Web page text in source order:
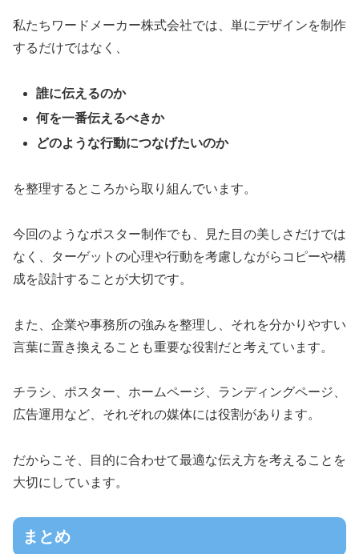
私たちワードメーカー株式会社では、単にデザインを制作
するだけではなく、
誰に伝えるのか
何を一番伝えるべきか
どのような行動につなげたいのか
を整理するところから取り組んでいます。
今回のようなポスター制作でも、見た目の美しさだけでは
なく、ターゲットの心理や行動を考慮しながらコピーや構
成を設計することが大切です。
また、企業や事務所の強みを整理し、それを分かりやすい
言葉に置き換えることも重要な役割だと考えています。
チラシ、ポスター、ホームページ、ランディングページ、
広告運用など、それぞれの媒体には役割があります。
だからこそ、目的に合わせて最適な伝え方を考えることを
大切にしています。
まとめ